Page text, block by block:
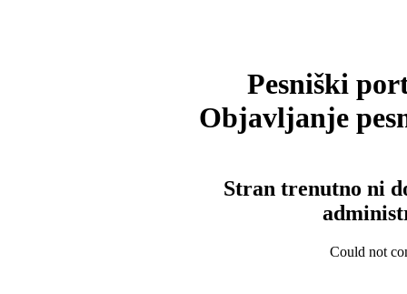
Pesniški
Objavljanje
Stran trenutno ni
Could not